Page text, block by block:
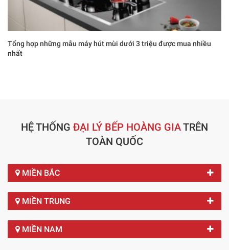
Tổng hợp những mẫu máy hút mùi dưới 3 triệu được mua nhiều
nhất
HỆ THỐNG ĐẠI LÝ BẾP HOÀNG GIATRÊN
TOÀN QUỐC
MIỀN BẮC
MIỀN TRUNG
MIỀN NAM